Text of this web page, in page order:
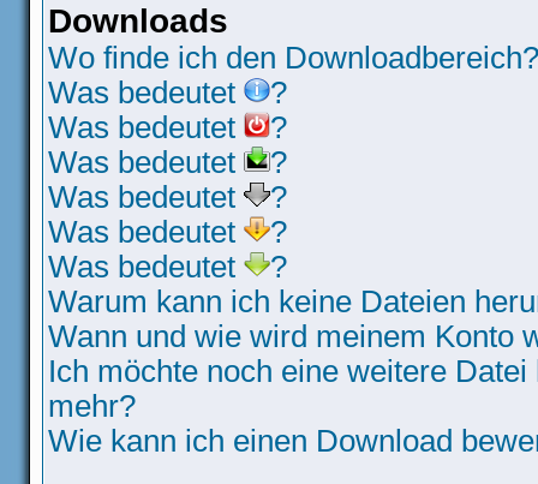
Downloads
Wo finde ich den Downloadbereich?
Was bedeutet
?
Was bedeutet
?
Was bedeutet
?
Was bedeutet
?
Was bedeutet
?
Was bedeutet
?
Warum kann ich keine Dateien
Wann und wie wird meinem Konto
Ich möchte noch eine weitere
mehr?
Wie kann ich einen Download